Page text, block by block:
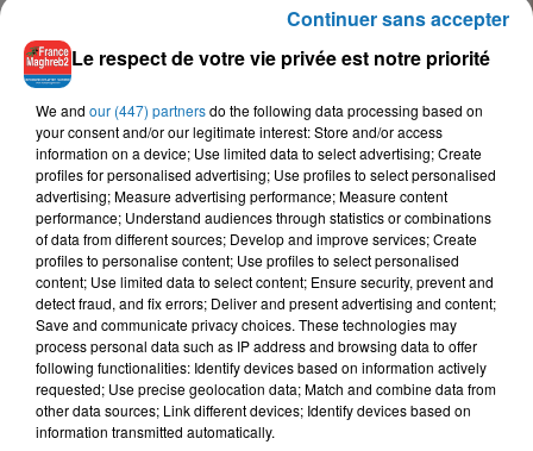
Le respect de votre vie privée est notre priorité
We and our (447) partnersdo the following data processing based on
your consent and/or our legitimate interest: Store and/or access
information on a device; Use limited data to select advertising; Create
profiles for personalised advertising; Use profiles to select personalised
advertising; Measure advertising performance; Measure content
performance; Understand audiences through statistics or combinations
of data from different sources; Develop and improve services; Create
profiles to personalise content; Use profiles to select personalised
content; Use limited data to select content; Ensure security, prevent and
detect fraud, and fix errors; Deliver and present advertising and content;
Save and communicate privacy choices. These technologies may
process personal data such as IP address and browsing data to offer
following functionalities: Identify devices based on information actively
requested; Use precise geolocation data; Match and combine data from
other data sources; Link different devices; Identify devices based on
information transmitted automatically.
Continuer sans accepter